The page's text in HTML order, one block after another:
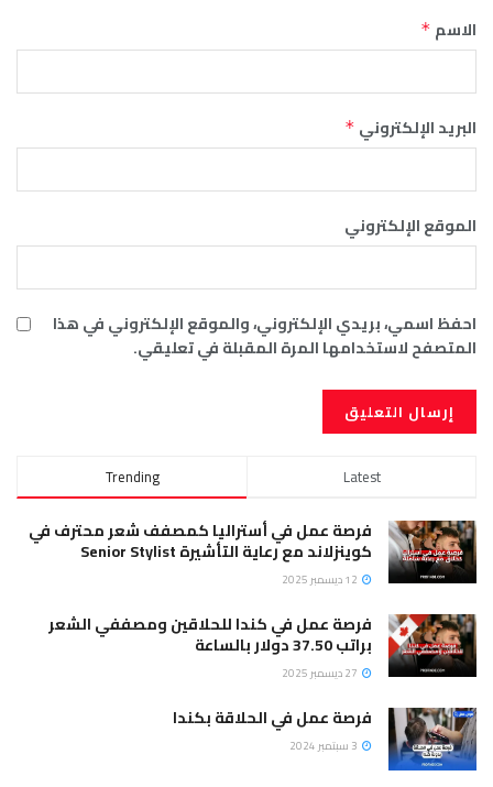
الاسم *
البريد الإلكتروني *
الموقع الإلكتروني
احفظ اسمي، بريدي الإلكتروني، والموقع الإلكتروني في هذا
المتصفح لاستخدامها المرة المقبلة في تعليقي.
Trending Latest
فرصة عمل في أستراليا كمصفف شعر محترف في
كوينزلاند مع رعاية التأشيرة Senior Stylist
فرصة عمل في كندا للحلاقين ومصففي الشعر
براتب 37.50 دولار بالساعة
فرصة عمل في الحلاقة بكندا